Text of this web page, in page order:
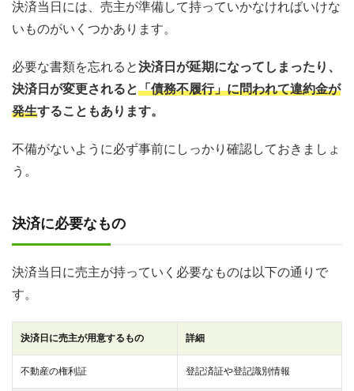
決済当日には、売主が準備して持っていかなければいけな
いものがいくつかあります。
必要な書類を忘れると決済日が延期になってしまったり、
決済日が変更されると「債務不履行」に問われて違約金が
発生することもあります。
不備がないように必ず事前にしっかり確認しておきましょ
う。
決済に必要なもの
決済当日に売主が持っていく必要なものは以下の通りで
す。
決済日に売主が用意するもの 詳細
不動産の権利証 登記済証や登記識別情報